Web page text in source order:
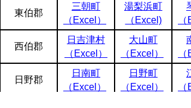
東伯郡
三朝町
（Excel）
湯梨浜町
（Excel)
西伯郡
日吉津村
（Excel）
大山町
（Excel）
日野郡
日南町
（Excel）
日野町
（Excel）